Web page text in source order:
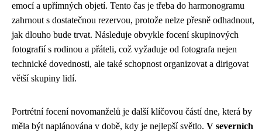
emocí a upřímných objetí. Tento čas je třeba do harmonogramu
zahrnout s dostatečnou rezervou, protože nelze přesně odhadnout,
jak dlouho bude trvat. Následuje obvykle focení skupinových
fotografií s rodinou a přáteli, což vyžaduje od fotografa nejen
technické dovednosti, ale také schopnost organizovat a dirigovat
větší skupiny lidí.
Portrétní focení novomanželů je další klíčovou částí dne, která by
měla být naplánována v době, kdy je nejlepší světlo. V severních